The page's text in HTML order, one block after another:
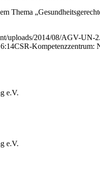
Thema
uploads/2014/08/AGV-UN-
CSR-Kompetenzzentrum:
e.V.
e.V.